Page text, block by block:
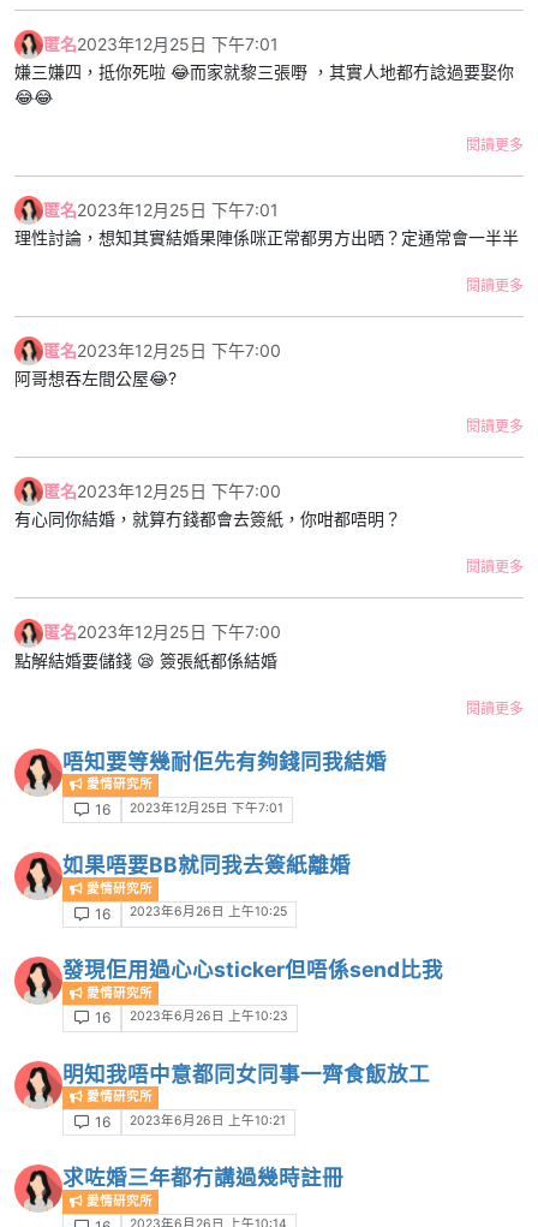
我地fb/ig系兩年前呃交後隱藏左所有合照，個次係分手邊緣，但係我
地唔捨得對方又一齊返。但個次之後我就系男朋友既社交媒體
account消失左，我會keep住大事大節/拍拖時post下相，但係佢對
外就表現到自己好似單身咁，其他人見到可能都覺得佢係available。
有人會同我講：「見曬屋企人唔使擔心啦」但係我知道系佢唔在意屋
企人目光，我有同佢傾過日後結婚，每次佢都會hea我，又話男人要
拼搏下，又話咁早結婚無意思依家拍拖幾好。我同佢拍拖既方式就係
去拍下拖。但佢玩既時候我要消失，我亦都唔問得。我搞唔清之後條
路點行，當想像到10年之後我都係唔見得光，我唔知係咪依家就要分
/p/ClYcOymJ5zn/
匿名2023年12月25日 下午7:01
嫌三嫌四，抵你死啦 😂而家就黎三張嘢 ，其實人地都冇諗過要娶你
😂😂
閱讀更多
匿名2023年12月25日 下午7:01
理性討論，想知其實結婚果陣係咪正常都男方出晒？定通常會一半半
閱讀更多
匿名2023年12月25日 下午7:00
阿哥想吞左間公屋😂?
閱讀更多
匿名2023年12月25日 下午7:00
有心同你結婚，就算冇錢都會去簽紙，你咁都唔明？
閱讀更多
匿名2023年12月25日 下午7:00
點解結婚要儲錢 😪 簽張紙都係結婚
閱讀更多
唔知要等幾耐佢先有夠錢同我結婚
愛情研究所
16 2023年12月25日 下午7:01
如果唔要BB就同我去簽紙離婚
愛情研究所
16 2023年6月26日 上午10:25
發現佢用過心心sticker但唔係send比我
愛情研究所
16 2023年6月26日 上午10:23
明知我唔中意都同女同事一齊食飯放工
愛情研究所
16 2023年6月26日 上午10:21
求咗婚三年都冇講過幾時註冊
愛情研究所